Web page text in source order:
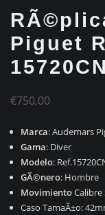
Piguet
€750,00
Marca: Audemars
Gama: Diver
Modelo:
GÃ©nero: Hombre
MovimientoCalibre
Caso TamaÃ±o: